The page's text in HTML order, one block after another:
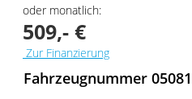
oder monatlich:
509,- €
Zur Finanzierung
Fahrzeugnummer 05081